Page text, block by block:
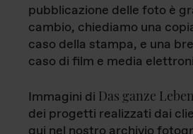
pubblicazione delle foto è
cambio, chiediamo una
caso della stampa, e una
caso di film e media
Immagini di Das ganze Leben
dei progetti realizzati dai
qui nel nostro archivio